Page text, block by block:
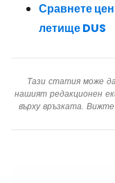
Сравнете
летище DUS
Тази статия може
нашият редакционен
върху връзката.